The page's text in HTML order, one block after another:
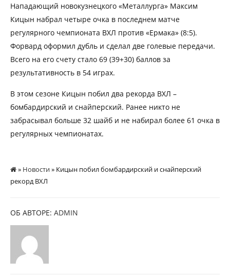
Нападающий новокузнецкого «Металлурга» Максим
Кицын набрал четыре очка в последнем матче
регулярного чемпионата ВХЛ против «Ермака» (8:5).
Форвард оформил дубль и сделал две голевые передачи.
Всего на его счету стало 69 (39+30) баллов за
результативность в 54 играх.
В этом сезоне Кицын побил два рекорда ВХЛ –
бомбардирский и снайперский. Ранее никто не
забрасывал больше 32 шайб и не набирал более 61 очка в
регулярных чемпионатах.
» Новости» Кицын побил бомбардирский и снайперский
рекорд ВХЛ
ОБ АВТОРЕ: ADMIN